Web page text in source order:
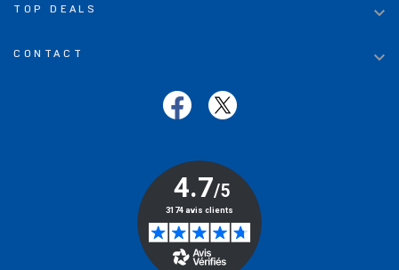
TOP DEALS 
CONTACT 